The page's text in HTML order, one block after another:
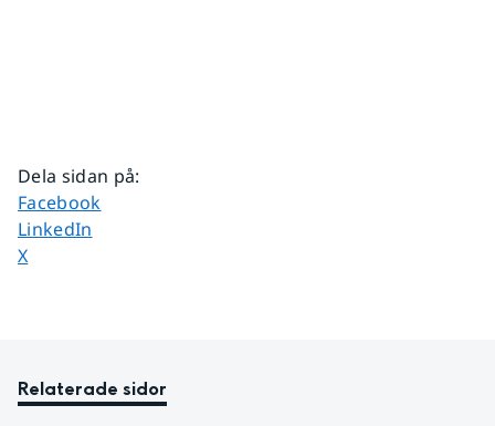
Dela sidan på:
Dela sidan på
Facebook
Dela sidan på
LinkedIn
Dela sidan på
X
Relaterade sidor